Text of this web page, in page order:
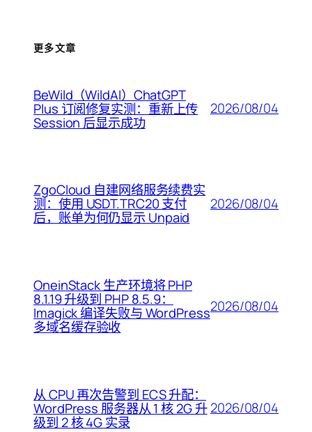
更多文章
BeWild（WildAI）ChatGPT
Plus 订阅修复实测：重新上传
Session 后显示成功
2026/08/04
ZgoCloud 自建网络服务续费实
测：使用 USDT.TRC20 支付
后，账单为何仍显示 Unpaid
2026/08/04
OneinStack 生产环境将 PHP
8.1.19 升级到 PHP 8.5.9：
Imagick 编译失败与 WordPress
多域名缓存验收
2026/08/04
从 CPU 再次告警到 ECS 升配：
WordPress 服务器从 1 核 2G 升
级到 2 核 4G 实录
2026/08/04